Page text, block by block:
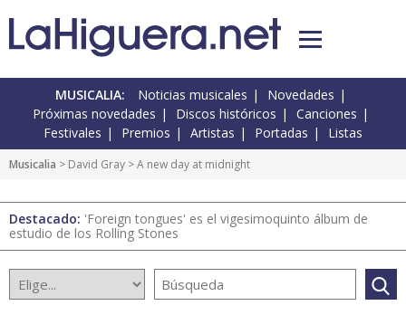
MUSICALIA: Noticias musicales
Novedades
Próximas novedades
Discos históricos
Canciones
Festivales
Premios Artistas Portadas Listas
Musicalia > David Gray > A new day at midnight
Destacado: 'Foreign tongues' es el vigesimoquinto álbum de
estudio de los Rolling Stones